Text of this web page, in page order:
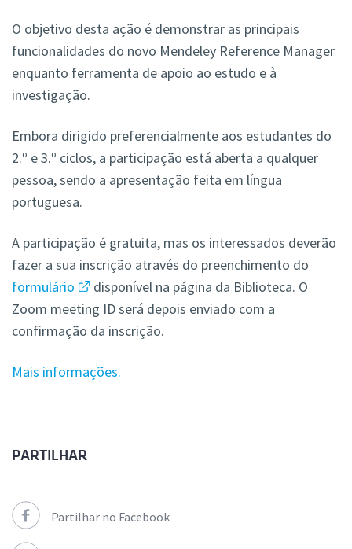
O objetivo desta ação é demonstrar as principais
funcionalidades do novo Mendeley Reference Manager
enquanto ferramenta de apoio ao estudo e à
investigação.
Embora dirigido preferencialmente aos estudantes do
2.º e 3.º ciclos, a participação está aberta a qualquer
pessoa, sendo a apresentação feita em língua
portuguesa.
A participação é gratuita, mas os interessados deverão
fazer a sua inscrição através do preenchimento do
formulário
disponível na página da Biblioteca. O
Zoom meeting ID será depois enviado com a
confirmação da inscrição.
Mais informações.
PARTILHAR
Partilhar no Facebook